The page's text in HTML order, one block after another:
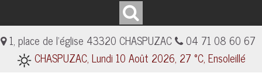
1, place de l'église 43320 CHASPUZAC
04 71 08 60 67
CHASPUZAC, Lundi 10 Août 2026, 27 °C, Ensoleillé